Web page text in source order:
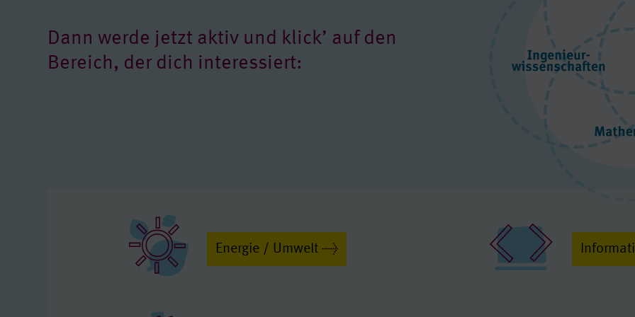
Dann werde jetzt aktiv und klick’ auf den
Bereich, der dich interessiert:
Energie / Umwelt